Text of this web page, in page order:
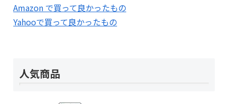
Amazon で買って良かったもの
Yahooで買って良かったもの
人気商品